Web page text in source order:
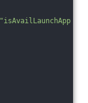
"isAvailLaunchApp